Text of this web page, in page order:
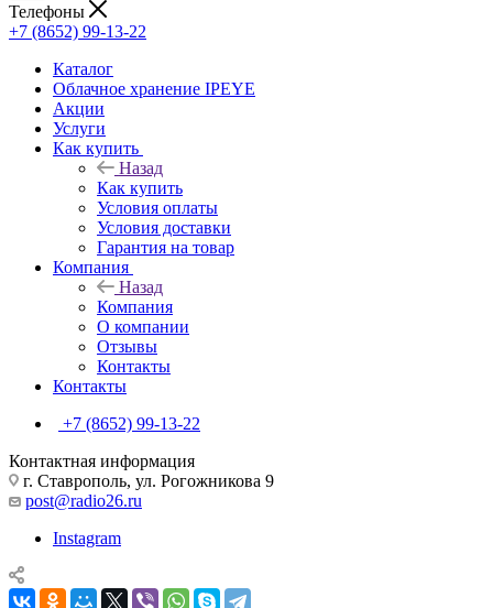
Телефоны
+7 (8652) 99-13-22
Каталог
Облачное хранение IPEYE
Акции
Услуги
Как купить
Назад
Как купить
Условия оплаты
Условия доставки
Гарантия на товар
Компания
Назад
Компания
О компании
Отзывы
Контакты
Контакты
+7 (8652) 99-13-22
Контактная информация
г. Ставрополь, ул. Рогожникова 9
post@radio26.ru
Instagram